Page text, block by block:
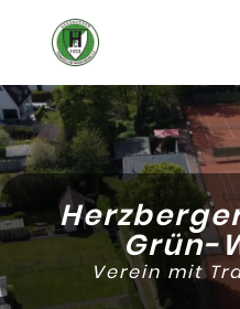
Grün-
Verein mit